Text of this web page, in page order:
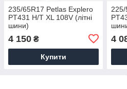
235/65R17 Petlas Explero
PT431 H/T XL 108V (літні
шини)
4 150₴
Купити
4